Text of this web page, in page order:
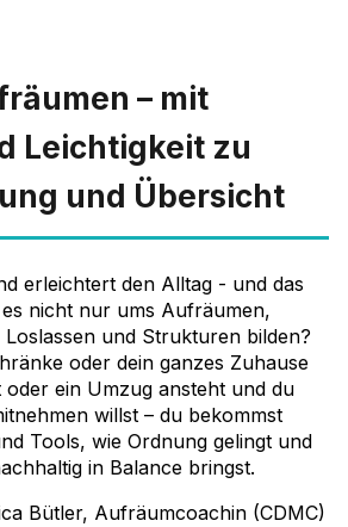
– mit
Leichtigkeit zu
und Übersicht
erleichtert den Alltag - und das
nicht nur ums Aufräumen,
und Strukturen bilden?
oder dein ganzes Zuhause
ein Umzug ansteht und du
willst – du bekommst
Tools, wie Ordnung gelingt und
in Balance bringst.
Bütler, Aufräumcoachin (CDMC)